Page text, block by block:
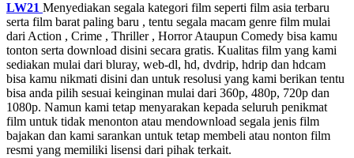
LW21 Menyediakan segala kategori film seperti film asia terbaru
serta film barat paling baru , tentu segala macam genre film mulai
dari Action , Crime , Thriller , Horror Ataupun Comedy bisa kamu
tonton serta download disini secara gratis. Kualitas film yang kami
sediakan mulai dari bluray, web-dl, hd, dvdrip, hdrip dan hdcam
bisa kamu nikmati disini dan untuk resolusi yang kami berikan tentu
bisa anda pilih sesuai keinginan mulai dari 360p, 480p, 720p dan
1080p. Namun kami tetap menyarakan kepada seluruh penikmat
film untuk tidak menonton atau mendownload segala jenis film
bajakan dan kami sarankan untuk tetap membeli atau nonton film
resmi yang memiliki lisensi dari pihak terkait.